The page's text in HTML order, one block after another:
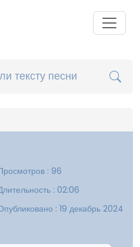
: 96
: 02:06
: 19 декабрь 2024